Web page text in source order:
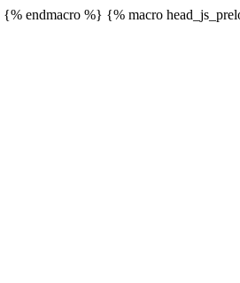
{% endmacro %} {% macro